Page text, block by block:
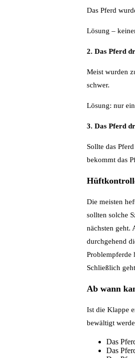
Das Pferd
Lösung –
2. Das Pferd
Meist wurden
schwer.
Lösung: nur
3. Das Pferd
Sollte das
bekommt das
Die meisten
sollten solche
nächsten geht.
durchgehend
Problempferde
Schließlich
Ab wann
Ist die Klappe
bewältigt
Das
Das